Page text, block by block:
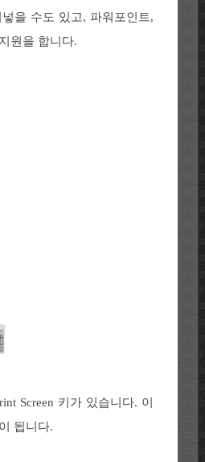
을 수도 있고, 파워포인트,
원을 합니다.
Screen 키가 있습니다. 이
됩니다.